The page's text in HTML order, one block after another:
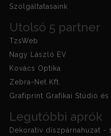
Szolgáltatasaink
Utolsó 5 partner
TzsWeb
Nagy László EV
Kovács Optika
Zebra-Net Kft.
Grafiprint Grafikai Stúdió és
Legutóbbi aprók
Dekoratív díszpárnahuzat -